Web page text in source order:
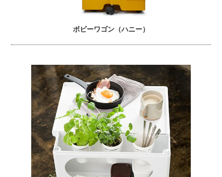
ボビーワゴン（ハニー）